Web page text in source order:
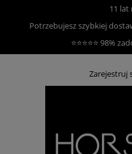
11 lat
Potrzebujesz szybkiej
⭐⭐⭐⭐⭐ 98%
Zarejestruj